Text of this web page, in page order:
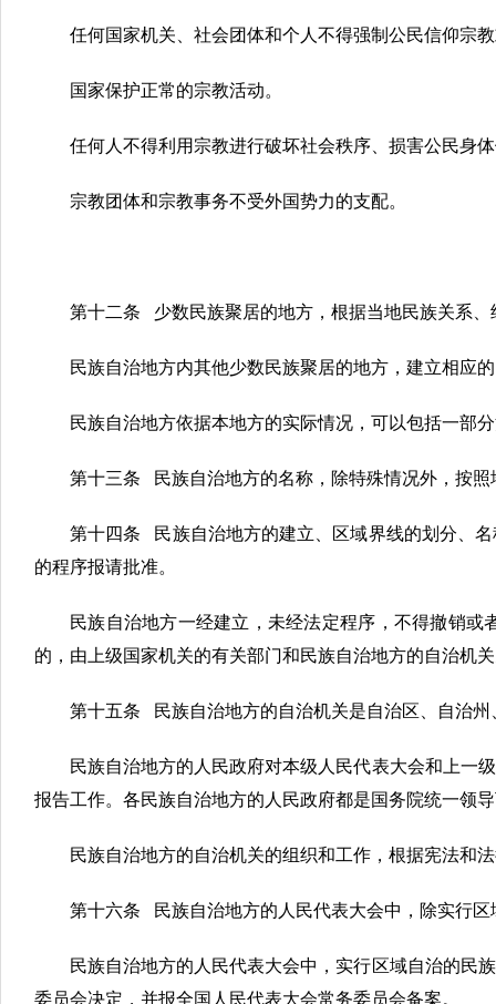
任何国家机关、社会团体和个人不得强制公民信仰宗
国家保护正常的宗教活动。
任何人不得利用宗教进行破坏社会秩序、损害公民身
宗教团体和宗教事务不受外国势力的支配。
第十二条 少数民族聚居的地方，根据当地民族关系
民族自治地方内其他少数民族聚居的地方，建立相应
民族自治地方依据本地方的实际情况，可以包括一部
第十三条 民族自治地方的名称，除特殊情况外，按
第十四条 民族自治地方的建立、区域界线的划分、
的程序报请批准。
民族自治地方一经建立，未经法定程序，不得撤销
的，由上级国家机关的有关部门和民族自治地方的自治机
第十五条 民族自治地方的自治机关是自治区、自治
民族自治地方的人民政府对本级人民代表大会和上一
报告工作。各民族自治地方的人民政府都是国务院统一领
民族自治地方的自治机关的组织和工作，根据宪法和
第十六条 民族自治地方的人民代表大会中，除实行
民族自治地方的人民代表大会中，实行区域自治的民
委员会决定，并报全国人民代表大会常务委员会备案。